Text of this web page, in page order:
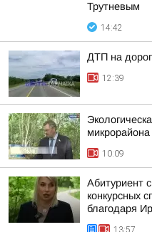
Трутневым
14:42
ДТП на
12:39
10:09
Абитуриент
конкурсных
благодаря
13:57